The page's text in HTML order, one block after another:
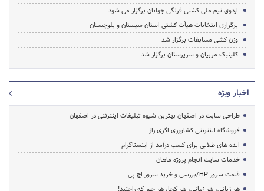
اردوی تیم ملی کشتی فرنگی جوانان برگزار می شود
برگزاری انتخابات هیأت کشتی استان سیستان و بلوچستان
وزن کشی مسابقات برگزار شد
کلینیک مربیان و سرپرستان برگزار شد
اخبار ویژه
طراحی سایت در اصفهان بهترین شیوه تبلیغات اینترنتی در اصفهان
فروشگاه اینترنتی کشاورزی اگری راز
ایده های طلایی برای کسب درآمد از اینستاگرام
خدمات سایت انجام پروژه ماهان
قیمت سرور HP/بررسی و خرید سرور اچ پی